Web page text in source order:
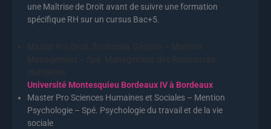
une Maîtrise de Droit avant de suivre une formation
spécifique RH sur un cursus Bac+5.
Université Montesquieu Bordeaux IV à Bordeaux
Master Pro Sciences Humaines et Sociales – Mention
Psychologie – Spé. Psychologie du travail et de la vie
sociale